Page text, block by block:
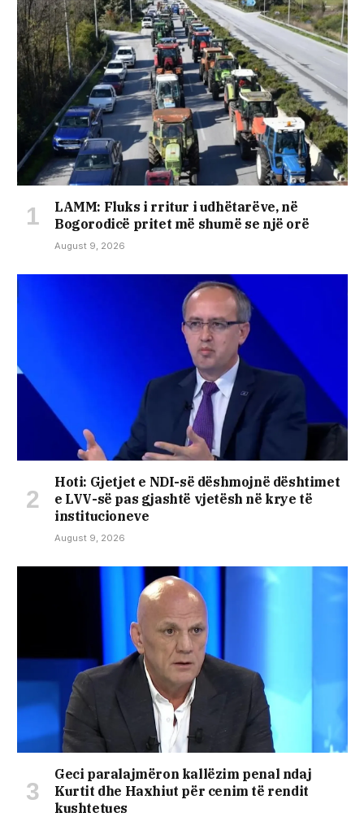
LAMM: Fluks i rritur i udhëtarëve, në
Bogorodicë pritet më shumë se një orë
August 9, 2026
Hoti: Gjetjet e NDI-së dëshmojnë dështimet
e LVV-së pas gjashtë vjetësh në krye të
institucioneve
August 9, 2026
Geci paralajmëron kallëzim penal ndaj
Kurtit dhe Haxhiut për cenim të rendit
kushtetues